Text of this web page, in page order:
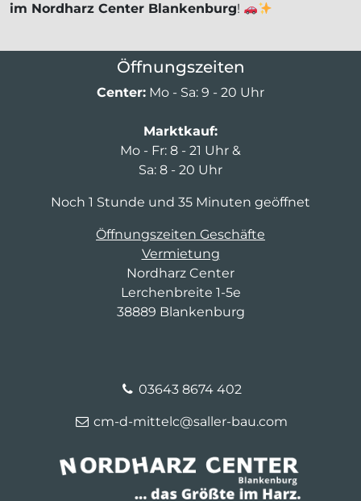
im Nordharz Center Blankenburg!
Öffnungszeiten
Center: Mo - Sa: 9 - 20 Uhr
Marktkauf:
Mo - Fr: 8 - 21 Uhr &
Sa: 8 - 20 Uhr
Noch 1 Stunde und 35 Minuten geöffnet
Öffnungszeiten Geschäfte
Vermietung
Nordharz Center
Lerchenbreite 1-5e
38889 Blankenburg
03643 8674 402
cm-d-mittelc@saller-bau.com